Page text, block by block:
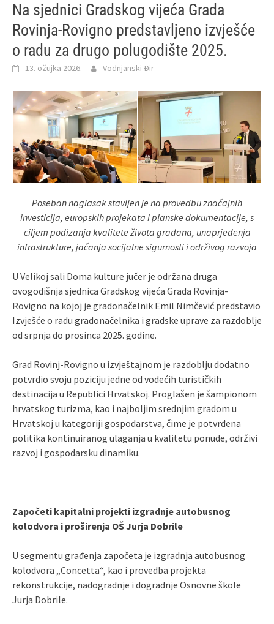
Na sjednici Gradskog vijeća Grada
Rovinja-Rovigno predstavljeno izvješće
o radu za drugo polugodište 2025.
13. ožujka 2026. Vodnjanski Đir
Poseban naglasak stavljen je na provedbu značajnih
investicija, europskih projekata i planske dokumentacije, s
ciljem podizanja kvalitete života građana, unaprjeđenja
infrastrukture, jačanja socijalne sigurnosti i održivog razvoja
U Velikoj sali Doma kulture jučer je održana druga
ovogodišnja sjednica Gradskog vijeća Grada Rovinja-
Rovigno na kojoj je gradonačelnik Emil Nimčević predstavio
Izvješće o radu gradonačelnika i gradske uprave za razdoblje
od srpnja do prosinca 2025. godine.
Grad Rovinj-Rovigno u izvještajnom je razdoblju dodatno
potvrdio svoju poziciju jedne od vodećih turističkih
destinacija u Republici Hrvatskoj. Proglašen je šampionom
hrvatskog turizma, kao i najboljim srednjim gradom u
Hrvatskoj u kategoriji gospodarstva, čime je potvrđena
politika kontinuiranog ulaganja u kvalitetu ponude, održivi
razvoj i gospodarsku dinamiku.
Započeti kapitalni projekti izgradnje autobusnog
kolodvora i proširenja OŠ Jurja Dobrile
U segmentu građenja započeta je izgradnja autobusnog
kolodvora „Concetta“, kao i provedba projekta
rekonstrukcije, nadogradnje i dogradnje Osnovne škole
Jurja Dobrile.